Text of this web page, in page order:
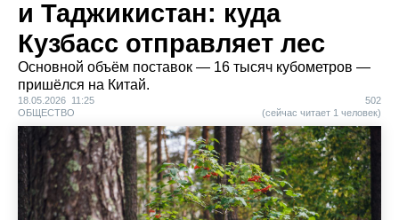
и Таджикистан: куда
Кузбасс отправляет лес
Основной объём поставок — 16 тысяч кубометров —
пришёлся на Китай.
18.05.2026 11:25
ОБЩЕСТВО
502
(сейчас читает 1 человек)